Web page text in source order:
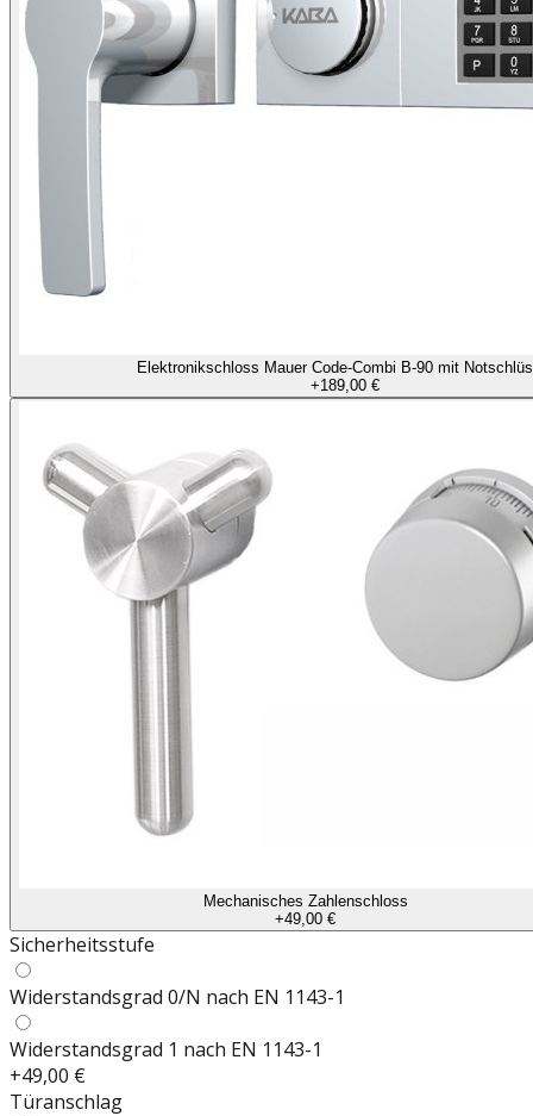
Elektronikschloss Mauer Code-Combi B-90 mit
+189,00 €
Mechanisches Zahlenschloss
+49,00 €
Sicherheitsstufe
Widerstandsgrad 0/N nach EN 1143-1
Widerstandsgrad 1 nach EN 1143-1
+49,00 €
Türanschlag